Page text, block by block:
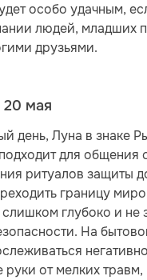
особо удачным,
людей, младших
друзьями.
20 мая
день, Луна в знаке
для общения
ритуалов защиты
границу
слишком глубоко и не
На
руки от мелких травм,